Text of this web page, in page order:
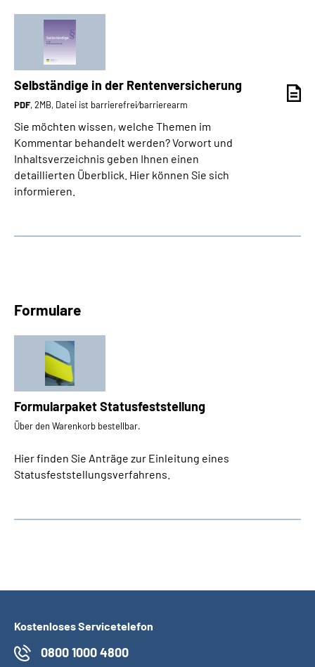
Selbständige in der Rentenversicherung
PDF, 2MB, Datei ist barrierefrei⁄barrierearm
Sie möchten wissen, welche Themen im
Kommentar behandelt werden? Vorwort und
Inhaltsverzeichnis geben Ihnen einen
detaillierten Überblick. Hier können Sie sich
informieren.
Formulare
Formularpaket Statusfeststellung
Über den Warenkorb bestellbar.
Hier finden Sie Anträge zur Einleitung eines
Statusfeststellungsverfahrens.
Kostenloses Servicetelefon
0800 1000 4800